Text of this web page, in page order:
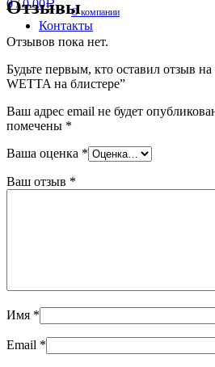
0/ 0.00Р
О компании
Контакты
Отзывы
Отзывов пока нет.
Будьте первым, кто оставил отзыв
WETTA на блистере”
Ваш адрес email не будет
помечены *
Ваша оценка *
Ваш отзыв *
Имя *
Email *